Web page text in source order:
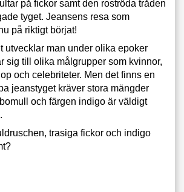
på fickor samt den roströda tråden
tyget. Jeansens resa som
på riktigt börjat!
utvecklar man under olika epoker
sig till olika målgrupper som kvinnor,
och celebriteter. Men det finns en
jeanstyget kräver stora mängder
och färgen indigo är väldigt
trasiga fickor och indigo